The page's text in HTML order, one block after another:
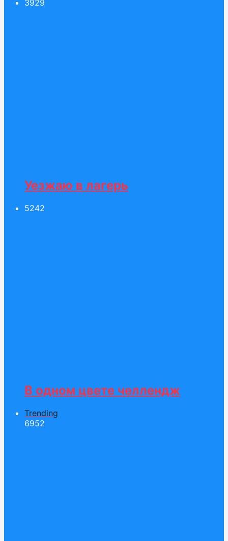
3929
Уезжаю в лагерь
5242
В одном цвете челлендж
Trending
6952